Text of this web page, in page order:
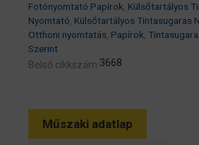
Fotónyomtató Papírok, Külsőtartályos
Nyomtató, Külsőtartályos Tintasugaras
Otthoni nyomtatás, Papírok,
Szerint
Belső cikkszám:3668
Műszaki adatlap